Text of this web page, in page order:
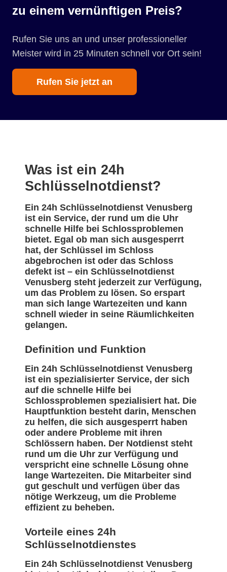
zu einem vernünftigen Preis?
Rufen Sie uns an und unser professioneller
Meister wird in 25 Minuten schnell vor Ort sein!
Rufen Sie jetzt an
Was ist ein 24h
Schlüsselnotdienst?
Ein 24h Schlüsselnotdienst Venusberg
ist ein Service, der rund um die Uhr
schnelle Hilfe bei Schlossproblemen
bietet. Egal ob man sich ausgesperrt
hat, der Schlüssel im Schloss
abgebrochen ist oder das Schloss
defekt ist – ein Schlüsselnotdienst
Venusberg steht jederzeit zur Verfügung,
um das Problem zu lösen. So erspart
man sich lange Wartezeiten und kann
schnell wieder in seine Räumlichkeiten
gelangen.
Definition und Funktion
Ein 24h Schlüsselnotdienst Venusberg
ist ein spezialisierter Service, der sich
auf die schnelle Hilfe bei
Schlossproblemen spezialisiert hat. Die
Hauptfunktion besteht darin, Menschen
zu helfen, die sich ausgesperrt haben
oder andere Probleme mit ihren
Schlössern haben. Der Notdienst steht
rund um die Uhr zur Verfügung und
verspricht eine schnelle Lösung ohne
lange Wartezeiten. Die Mitarbeiter sind
gut geschult und verfügen über das
nötige Werkzeug, um die Probleme
effizient zu beheben.
Vorteile eines 24h
Schlüsselnotdienstes
Ein 24h Schlüsselnotdienst Venusberg